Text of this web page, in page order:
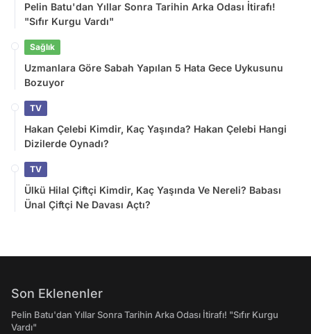
Pelin Batu'dan Yıllar Sonra Tarihin Arka Odası İtirafı!
"Sıfır Kurgu Vardı"
Sağlık
Uzmanlara Göre Sabah Yapılan 5 Hata Gece Uykusunu
Bozuyor
TV
Hakan Çelebi Kimdir, Kaç Yaşında? Hakan Çelebi Hangi
Dizilerde Oynadı?
TV
Ülkü Hilal Çiftçi Kimdir, Kaç Yaşında Ve Nereli? Babası
Ünal Çiftçi Ne Davası Açtı?
Son Eklenenler
Pelin Batu'dan Yıllar Sonra Tarihin Arka Odası İtirafı! "Sıfır Kurgu
Vardı"